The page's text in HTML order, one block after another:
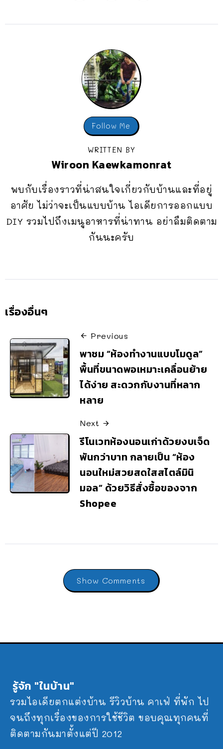
Follow Me
WRITTEN BY
Wiroon Kaewkamonrat
พบกับเรื่องราวที่น่าสนใจเกี่ยวกับบ้านและที่อยู่
อาศัย ไม่ว่าจะเป็นแบบบ้าน ไอเดียการออกแบบ
DIY รวมไปถึงเมนูอาหารที่น่าทาน อย่าลืมติดตาม
กันนะครับ
เรื่องอื่นๆ
Previous
พาชม “ห้องทำงานแบบโมดูล”
พื้นที่ขนาดพอเหมาะเคลื่อนย้าย
ได้ง่าย สะดวกกับงานที่หลาก
หลาย
Next
รีโนเวทห้องนอนเก่าด้วยงบเจ็ด
พันกว่าบาท กลายเป็น “ห้อง
นอนใหม่สวยสดใสสไตล์มินิ
มอล” ด้วยวิธีสั่งซื้อของจาก
Shopee
Show Comments
รู้จัก "ในบ้าน"
รวมไอเดียตกแต่งบ้าน รีวิวบ้าน คาเฟ่ ที่พัก ไป
จนถึงทุกเรื่องของการใช้ชีวิต ขอบคุณทุกคนที่
ติดตามกันมาตั้งแต่ปี 2012